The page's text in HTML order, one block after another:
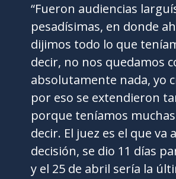
“Fueron audiencias
pesadísimas, en donde
dijimos todo lo que
decir, no nos quedamos
absolutamente nada, yo
por eso se extendieron
porque teníamos
decir. El juez es el que va
decisión, se dio 11 días
y el 25 de abril sería la